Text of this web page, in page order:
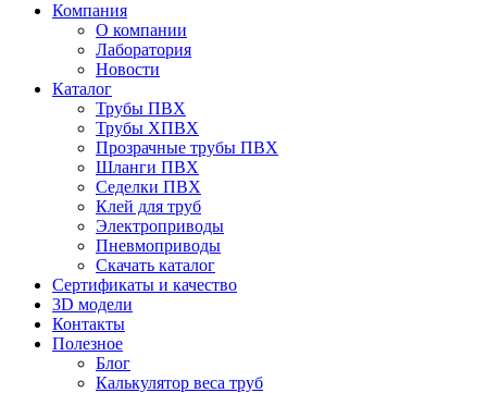
Компания
О компании
Лаборатория
Новости
Каталог
Трубы ПВХ
Трубы ХПВХ
Прозрачные трубы ПВХ
Шланги ПВХ
Седелки ПВХ
Клей для труб
Электроприводы
Пневмоприводы
Скачать каталог
Сертификаты и качество
3D модели
Контакты
Полезное
Блог
Калькулятор веса труб